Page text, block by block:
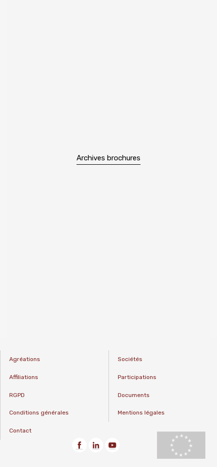
Archives brochures
Agréations
Affiliations
Sociétés
Participations
RGPD
Conditions générales
Documents
Mentions légales
Contact